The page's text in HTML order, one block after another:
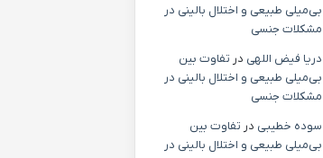
بی‌میلی طبیعی و اختلال بالینی در
مشکلات جنسی
دریا فیض اللهی در تفاوت بین
بی‌میلی طبیعی و اختلال بالینی در
مشکلات جنسی
سوده خطیبی در تفاوت بین
بی‌میلی طبیعی و اختلال بالینی در